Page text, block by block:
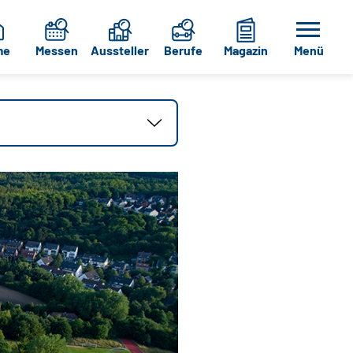
Messen Aussteller Berufe Magazin Menü